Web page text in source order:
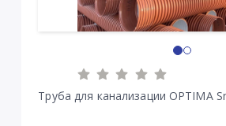
Труба для канализации OPTIMA